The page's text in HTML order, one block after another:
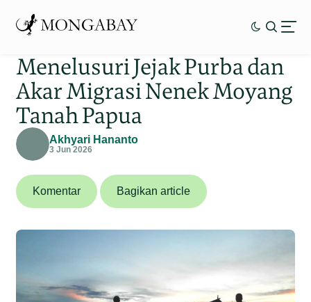
Menelusuri Jejak Purba dan
Akar Migrasi Nenek Moyang
Tanah Papua
Akhyari Hananto
3 Jun 2026
Komentar Bagikan article